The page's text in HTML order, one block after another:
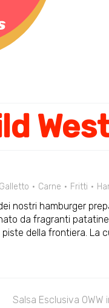
Galletto Carne Fritti
nostri hamburger
da fragranti
della frontiera. La
Salsa Esclusiva OWW